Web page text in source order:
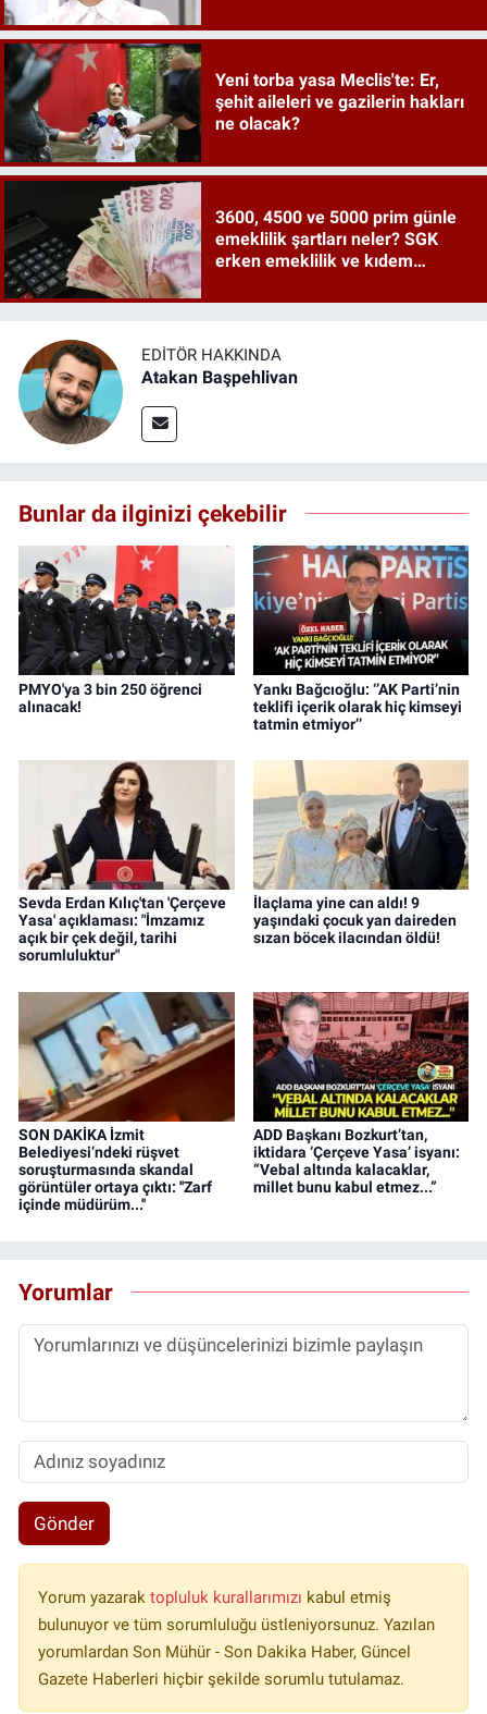
Yeni torba yasa Meclis'te: Er,
şehit aileleri ve gazilerin hakları
ne olacak?
3600, 4500 ve 5000 prim günle
emeklilik şartları neler? SGK
erken emeklilik ve kıdem
EDITÖR HAKKINDA
Atakan Başpehlivan
Bunlar da ilginizi çekebilir
PMYO'ya 3 bin 250 öğrenci
alınacak!
Yankı Bağcıoğlu: ‘’AK Parti’nin
teklifi içerik olarak hiç kimseyi
tatmin etmiyor’’
Sevda Erdan Kılıç'tan 'Çerçeve
Yasa' açıklaması: "İmzamız
açık bir çek değil, tarihi
sorumluluktur"
İlaçlama yine can aldı! 9
yaşındaki çocuk yan daireden
sızan böcek ilacından öldü!
SON DAKİKA İzmit
Belediyesi’ndeki rüşvet
soruşturmasında skandal
görüntüler ortaya çıktı: ''Zarf
içinde müdürüm...''
ADD Başkanı Bozkurt’tan,
iktidara ‘Çerçeve Yasa’ isyanı:
“Vebal altında kalacaklar,
millet bunu kabul etmez...”
Yorumlar
Gönder
Yorum yazarak topluluk kurallarımızı kabul etmiş
bulunuyor ve tüm sorumluluğu üstleniyorsunuz. Yazılan
yorumlardan Son Mühür - Son Dakika Haber, Güncel
Gazete Haberleri hiçbir şekilde sorumlu tutulamaz.